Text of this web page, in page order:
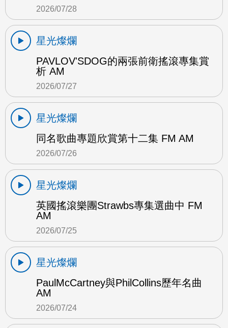
2026/07/28
星光燦爛
PAVLOV'SDOG的兩張前衛搖滾專集賞
析 AM
2026/07/27
星光燦爛
同名歌曲專題欣賞第十二集 FM AM
2026/07/26
星光燦爛
英國搖滾樂團Strawbs專集選曲中 FM
AM
2026/07/25
星光燦爛
PaulMcCartney與PhilCollins歷年名曲
AM
2026/07/24